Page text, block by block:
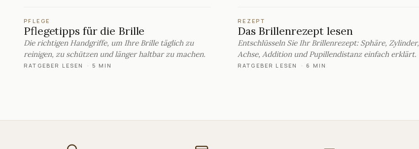
PFLEGE
Pflegetipps für die Brille
Die richtigen Handgriffe, um Ihre Brille täglich zu
reinigen, zu schützen und länger haltbar zu machen.
RATGEBER LESEN · 5 MIN
REZEPT
Das Brillenrezept lesen
Entschlüsseln Sie Ihr Brillenrezept: Sphäre, Zylinder,
Achse, Addition und Pupillendistanz einfach erklärt.
RATGEBER LESEN · 6 MIN